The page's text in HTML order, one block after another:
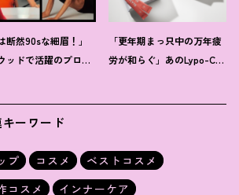
断然90sな細眉 ！ 」
ッドで活躍のプロに
「更年期まっ只中の万年疲
労が和らぐ」あのLypo-C新
ーワード
プ コスメ
ベストコスメ
コスメ
インナーケア